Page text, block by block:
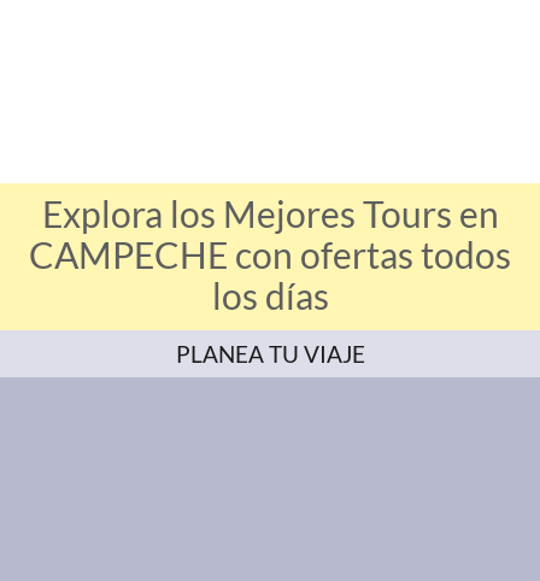
Explora los Mejores Tours en
CAMPECHE con ofertas todos
los días
PLANEA TU VIAJE